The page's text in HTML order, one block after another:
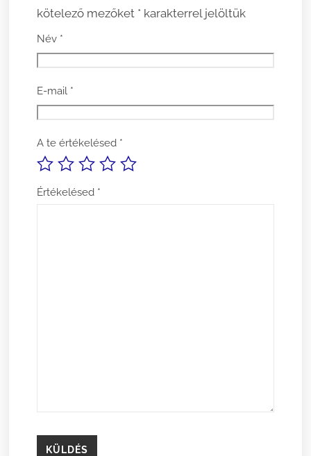
kötelező mezőket * karakterrel jelöltük
Név *
E-mail *
A te értékelésed *
Értékelésed *